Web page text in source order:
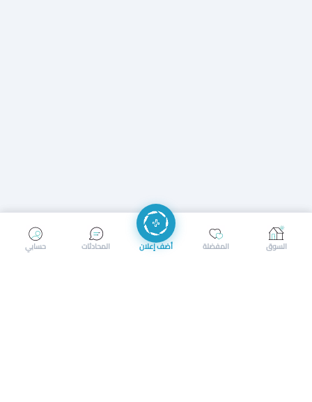
إرسال رسالة إجراء مكالمة
حسابي المحادثات أضف إعلان المفضلة السوق